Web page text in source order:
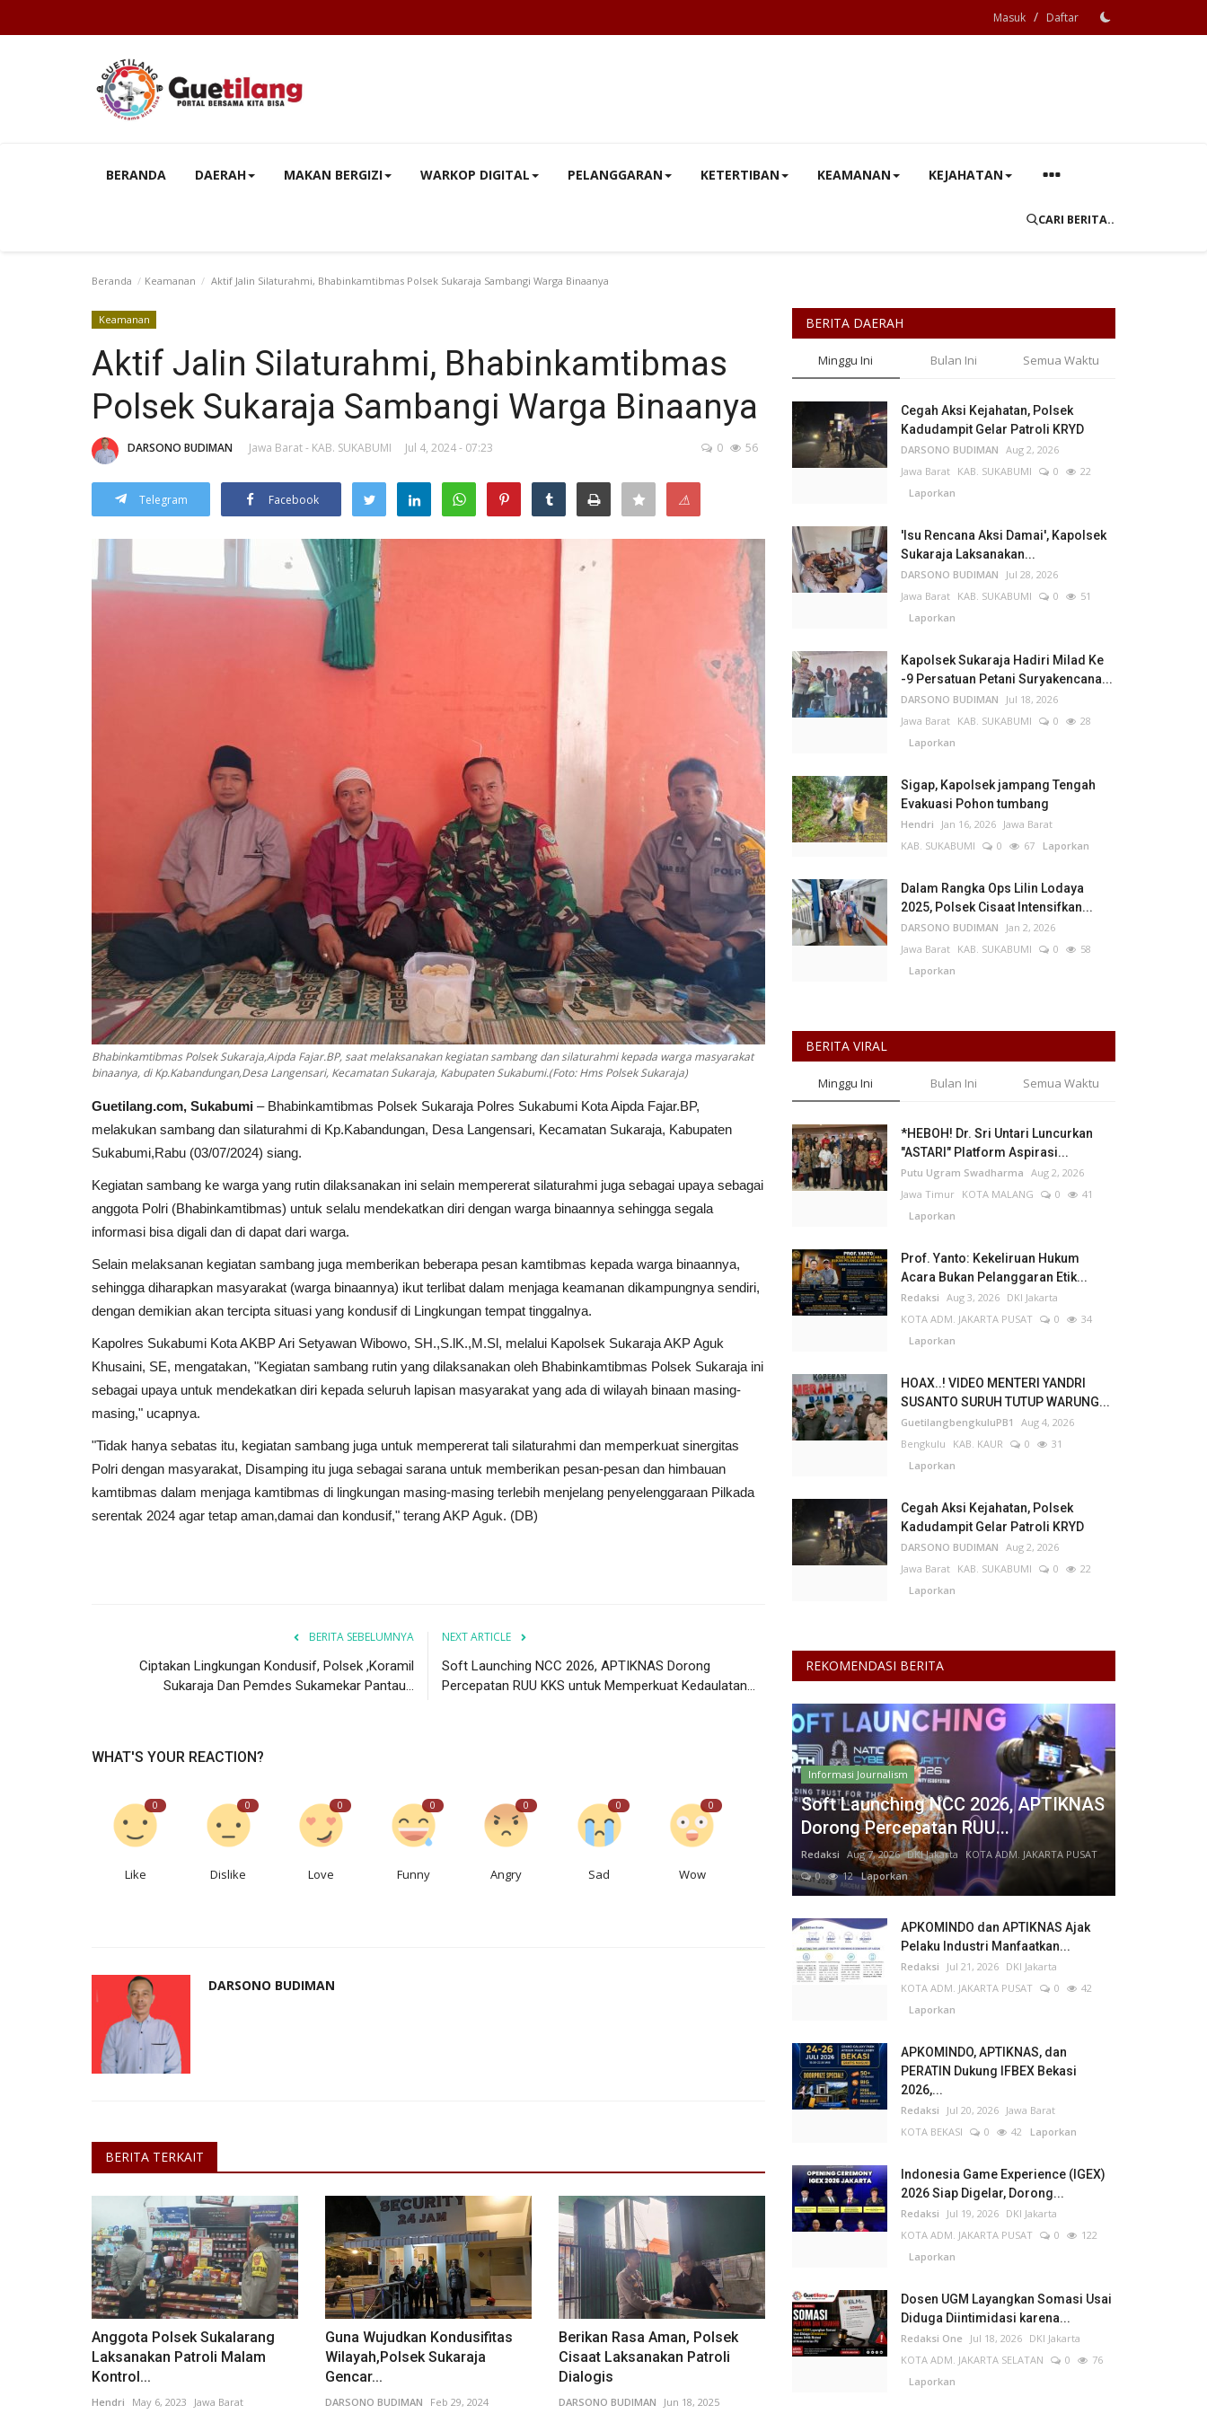
Masuk / Daftar
BERANDA DAERAH MAKAN BERGIZI WARKOP DIGITAL PELANGGARAN KETERTIBAN KEAMANAN KEJAHATAN
CARI BERITA..
Beranda Keamanan Aktif Jalin Silaturahmi, Bhabinkamtibmas Polsek Sukaraja Sambangi Warga Binaanya
Keamanan
Aktif Jalin Silaturahmi, Bhabinkamtibmas
Polsek Sukaraja Sambangi Warga Binaanya
DARSONO BUDIMAN Jawa Barat - KAB. SUKABUMI Jul 4, 2024 - 07:23 0 56
Telegram Facebook ⚠
Bhabinkamtibmas Polsek Sukaraja,Aipda Fajar.BP, saat melaksanakan kegiatan sambang dan silaturahmi kepada warga masyarakat
binaanya, di Kp.Kabandungan,Desa Langensari, Kecamatan Sukaraja, Kabupaten Sukabumi.(Foto: Hms Polsek Sukaraja)
Guetilang.com, Sukabumi – Bhabinkamtibmas Polsek Sukaraja Polres Sukabumi Kota Aipda Fajar.BP,
melakukan sambang dan silaturahmi di Kp.Kabandungan, Desa Langensari, Kecamatan Sukaraja, Kabupaten
Sukabumi,Rabu (03/07/2024) siang.
Kegiatan sambang ke warga yang rutin dilaksanakan ini selain mempererat silaturahmi juga sebagai upaya sebagai
anggota Polri (Bhabinkamtibmas) untuk selalu mendekatkan diri dengan warga binaannya sehingga segala
informasi bisa digali dan di dapat dari warga.
Selain melaksanan kegiatan sambang juga memberikan beberapa pesan kamtibmas kepada warga binaannya,
sehingga diharapkan masyarakat (warga binaannya) ikut terlibat dalam menjaga keamanan dikampungnya sendiri,
dengan demikian akan tercipta situasi yang kondusif di Lingkungan tempat tinggalnya.
Kapolres Sukabumi Kota AKBP Ari Setyawan Wibowo, SH.,S.lK.,M.Sl, melalui Kapolsek Sukaraja AKP Aguk
Khusaini, SE, mengatakan, "Kegiatan sambang rutin yang dilaksanakan oleh Bhabinkamtibmas Polsek Sukaraja ini
sebagai upaya untuk mendekatkan diri kepada seluruh lapisan masyarakat yang ada di wilayah binaan masing-
masing," ucapnya.
"Tidak hanya sebatas itu, kegiatan sambang juga untuk mempererat tali silaturahmi dan memperkuat sinergitas
Polri dengan masyarakat, Disamping itu juga sebagai sarana untuk memberikan pesan-pesan dan himbauan
kamtibmas dalam menjaga kamtibmas di lingkungan masing-masing terlebih menjelang penyelenggaraan Pilkada
serentak 2024 agar tetap aman,damai dan kondusif," terang AKP Aguk. (DB)
BERITA SEBELUMNYA
Ciptakan Lingkungan Kondusif, Polsek ,Koramil
Sukaraja Dan Pemdes Sukamekar Pantau...
NEXT ARTICLE
Soft Launching NCC 2026, APTIKNAS Dorong
Percepatan RUU KKS untuk Memperkuat Kedaulatan...
WHAT'S YOUR REACTION?
0
Like
0
Dislike
0
Love
0
Funny
0
Angry
0
Sad
0
Wow
DARSONO BUDIMAN
BERITA TERKAIT
Anggota Polsek Sukalarang
Laksanakan Patroli Malam
Kontrol...
Hendri May 6, 2023
Jawa Barat
Guna Wujudkan Kondusifitas
Wilayah,Polsek Sukaraja
Gencar...
DARSONO BUDIMAN
Feb 29, 2024
Berikan Rasa Aman, Polsek
Cisaat Laksanakan Patroli
Dialogis
DARSONO BUDIMAN
Jun 18, 2025
BERITA DAERAH
Minggu Ini Bulan Ini Semua Waktu
Cegah Aksi Kejahatan, Polsek
Kadudampit Gelar Patroli KRYD
DARSONO BUDIMAN Aug 2, 2026
Jawa Barat KAB. SUKABUMI 0
22
Laporkan
'Isu Rencana Aksi Damai', Kapolsek
Sukaraja Laksanakan...
DARSONO BUDIMAN
Jul 28, 2026
Jawa Barat KAB. SUKABUMI 0
51
Laporkan
Kapolsek Sukaraja Hadiri Milad Ke
-9 Persatuan Petani Suryakencana...
DARSONO BUDIMAN
Jul 18, 2026
Jawa Barat KAB. SUKABUMI 0
28
Laporkan
Sigap, Kapolsek jampang Tengah
Evakuasi Pohon tumbang
Hendri Jan 16, 2026 Jawa Barat
KAB. SUKABUMI
0 67 Laporkan
Dalam Rangka Ops Lilin Lodaya
2025, Polsek Cisaat Intensifkan...
DARSONO BUDIMAN
Jan 2, 2026
Jawa Barat KAB. SUKABUMI 0
58
Laporkan
BERITA VIRAL
Minggu Ini Bulan Ini Semua Waktu
*HEBOH! Dr. Sri Untari Luncurkan
"ASTARI" Platform Aspirasi...
Putu Ugram Swadharma Aug 2, 2026
Jawa Timur KOTA MALANG 0
41
Laporkan
Prof. Yanto: Kekeliruan Hukum
Acara Bukan Pelanggaran Etik...
Redaksi Aug 3, 2026 DKI Jakarta
KOTA ADM. JAKARTA PUSAT
0
34
Laporkan
HOAX..! VIDEO MENTERI YANDRI
SUSANTO SURUH TUTUP WARUNG...
GuetilangbengkuluPB1
Aug 4, 2026
Bengkulu
KAB. KAUR 0
31
Laporkan
Cegah Aksi Kejahatan, Polsek
Kadudampit Gelar Patroli KRYD
DARSONO BUDIMAN Aug 2, 2026
Jawa Barat KAB. SUKABUMI 0
22
Laporkan
REKOMENDASI BERITA
Informasi Journalism
Soft Launching NCC 2026, APTIKNAS
Dorong Percepatan RUU...
Redaksi Aug 7, 2026 DKI Jakarta
KOTA ADM. JAKARTA PUSAT
0
12Laporkan
APKOMINDO dan APTIKNAS Ajak
Pelaku Industri Manfaatkan...
Redaksi Jul 21, 2026 DKI Jakarta
KOTA ADM. JAKARTA PUSAT
0
42
Laporkan
APKOMINDO, APTIKNAS, dan
PERATIN Dukung IFBEX Bekasi
2026,...
Redaksi Jul 20, 2026 Jawa Barat
KOTA BEKASI
0 42 Laporkan
Indonesia Game Experience (IGEX)
2026 Siap Digelar, Dorong...
Redaksi Jul 19, 2026 DKI Jakarta
KOTA ADM. JAKARTA PUSAT
0
122
Laporkan
Dosen UGM Layangkan Somasi Usai
Diduga Diintimidasi karena...
Redaksi One Jul 18, 2026 DKI Jakarta
KOTA ADM. JAKARTA SELATAN
0
76
Laporkan